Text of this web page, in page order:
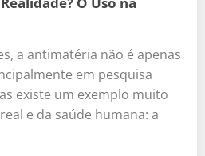
a antimatéria não é apenas
em pesquisa
existe um exemplo muito
e da saúde humana: a